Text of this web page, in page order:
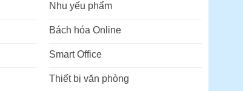
Nhu yếu phẩm
Bách hóa Online
Smart Office
Thiết bị văn phòng